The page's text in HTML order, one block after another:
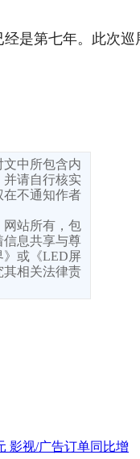
是第七年。此次
中所包含内
请自行核实
在不通知作者
网站所有，包
信息共享与尊
》或《LED屏
其相关法律责
影视/广告订单同比增